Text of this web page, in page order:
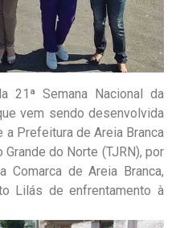
21ª Semana Nacional da
vem sendo desenvolvida
a Prefeitura de Areia Branca
do Norte (TJRN), por
Comarca de Areia Branca,
Lilás de enfrentamento à